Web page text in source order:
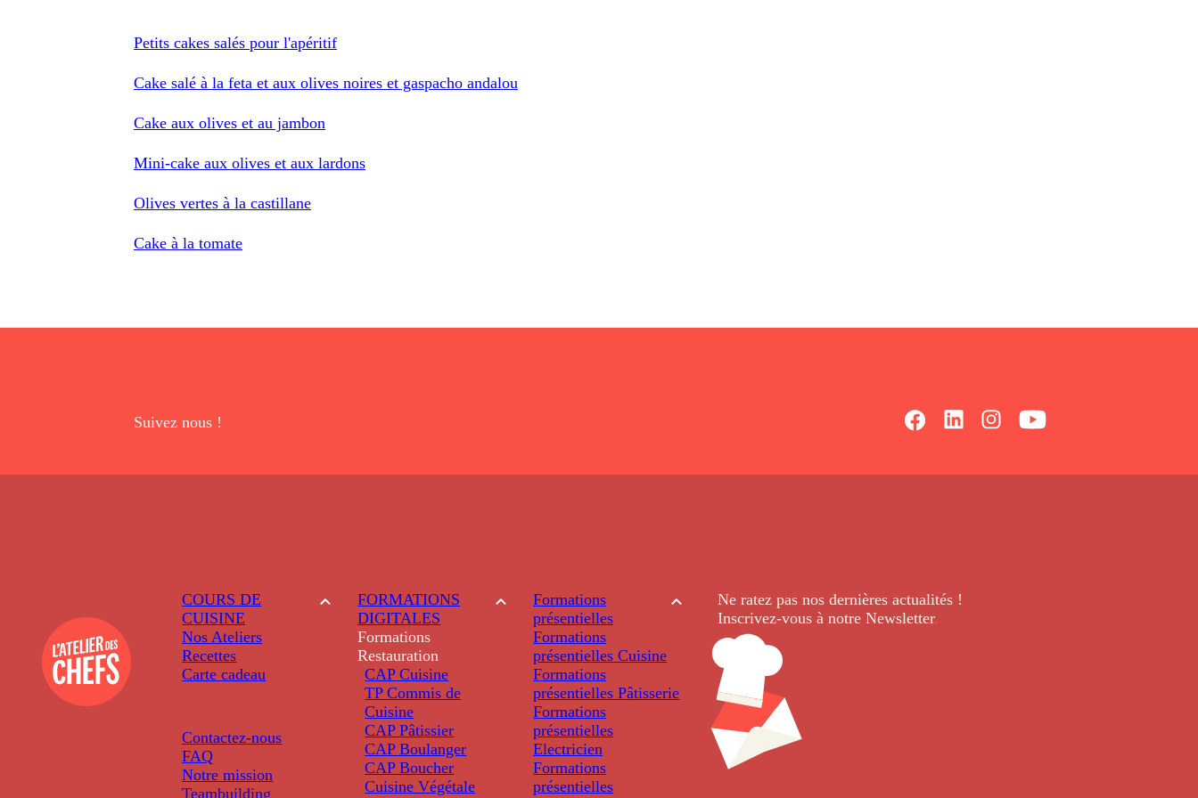
Petits cakes salés pour l'apéritif
Cake salé à la feta et aux olives noires et gaspacho andalou
Cake aux olives et au jambon
Mini-cake aux olives et aux lardons
Olives vertes à la castillane
Cake à la tomate
Suivez nous !
COURS DE
CUISINE
Nos Ateliers
Recettes
Carte cadeau
Contactez-nous
FAQ
Notre mission
Teambuilding
FORMATIONS
DIGITALES
Formations
Restauration
CAP Cuisine
TP Commis de
Cuisine
CAP Pâtissier
CAP Boulanger
CAP Boucher
Cuisine Végétale
Formations
présentielles
Formations
présentielles Cuisine
Formations
présentielles Pâtisserie
Formations
présentielles
Electricien
Formations
présentielles
Ne ratez pas nos dernièresactualités !
Inscrivez-vous à notre Newsletter.